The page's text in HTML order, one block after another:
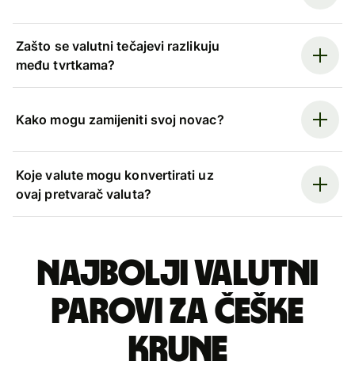
Zašto se valutni tečajevi razlikuju
među tvrtkama?
Kako mogu zamijeniti svoj novac?
Koje valute mogu konvertirati uz
ovaj pretvarač valuta?
Najbolji valutni
parovi za češke
krune